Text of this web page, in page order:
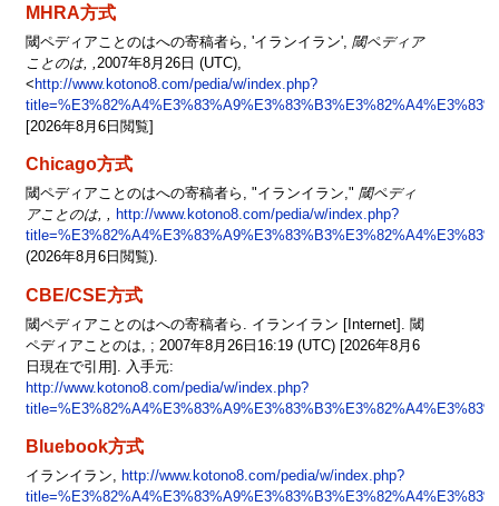
MHRA方式
閾ペディアことのはへの寄稿者ら, 'イランイラン', 閾ペディア
ことのは, ,2007年8月26日 (UTC),
< http://www.kotono8.com/pedia/w/index.php?
[2026年8月6日閲覧]
Chicago方式
閾ペディアことのはへの寄稿者ら, "イランイラン," 閾ペディ
アことのは, , http://www.kotono8.com/pedia/w/index.php?
(2026年8月6日閲覧).
CBE/CSE方式
閾ペディアことのはへの寄稿者ら. イランイラン [Internet]. 閾
ペディアことのは, ; 2007年8月26日16:19 (UTC) [2026年8月6
日現在で引用]. 入手元:
http://www.kotono8.com/pedia/w/index.php?
Bluebook方式
イランイラン, http://www.kotono8.com/pedia/w/index.php?